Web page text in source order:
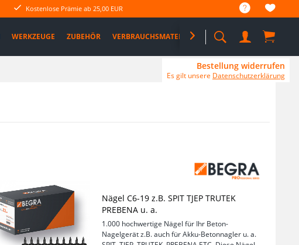
Kostenlose Prämie ab 25,00 EUR
WERKZEUGE ZUBEHÖR VERBRAUCHSMATERIAL %SALE% PRO DEALS

Nägel C6-19 z.B. SPIT TJEP TRUTEK
PREBENA u. a.
1.000 hochwertige Nägel für Ihr Beton-
Nagelgerät z.B. auch für Akku-Betonnagler u. a.
Bestellung widerrufen
Es gilt unsere Datenschutzerklärung